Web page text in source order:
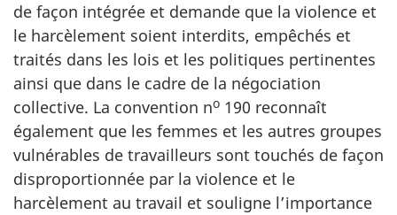
de façon intégrée et demande que la violence et
le harcèlement soient interdits, empêchés et
traités dans les lois et les politiques pertinentes
ainsi que dans le cadre de la négociation
collective. La convention no 190 reconnaît
également que les femmes et les autres groupes
vulnérables de travailleurs sont touchés de façon
disproportionnée par la violence et le
harcèlement au travail et souligne l’importance